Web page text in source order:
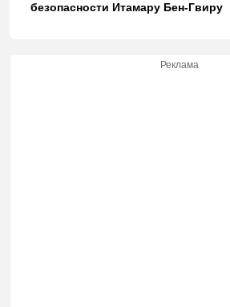
безопасности Итамару Бен-Гвиру
Реклама